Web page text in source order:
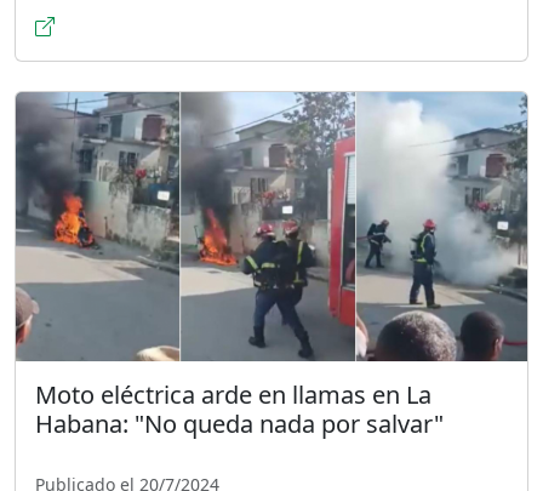
Moto eléctrica arde en llamas en La
Habana: "No queda nada por salvar"
Publicado el 20/7/2024